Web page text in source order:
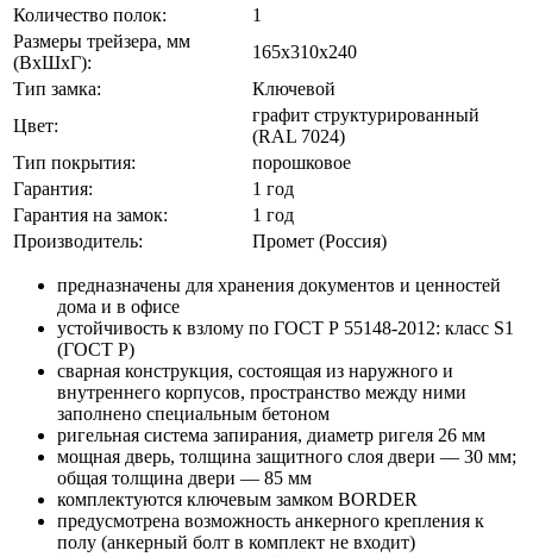
Количество полок:
1
Размеры трейзера, мм
(ВхШхГ):
165х310х240
Тип замка:
Ключевой
Цвет:
графит структурированный
(RAL 7024)
Тип покрытия:
порошковое
Гарантия:
1 год
Гарантия на замок:
1 год
Производитель:
Промет (Россия)
предназначены для хранения документов и ценностей
дома и в офисе
устойчивость к взлому по ГОСТ Р 55148-2012: класс S1
(ГОСТ Р)
сварная конструкция, состоящая из наружного и
внутреннего корпусов, пространство между ними
заполнено специальным бетоном
ригельная система запирания, диаметр ригеля 26 мм
мощная дверь, толщина защитного слоя двери — 30 мм;
общая толщина двери — 85 мм
комплектуются ключевым замком BORDER
предусмотрена возможность анкерного крепления к
полу (анкерный болт в комплект не входит)